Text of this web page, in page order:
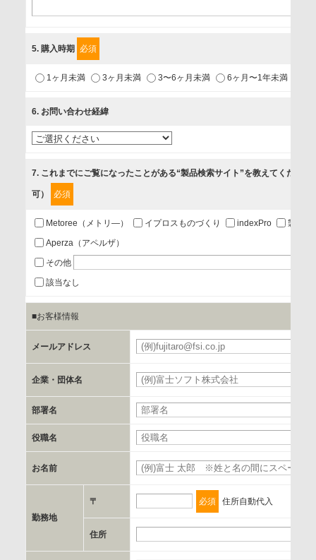
1.当社が取り扱う商品・サービスに関するご案内
2.当社が開催（主催・共催・協賛）するセミナーなど、各種イ
3.お客様の業務内容、及び興味、関心に応じた情報の提供
4.お客様満足度調査等のアンケートの依頼
第三者提供の有無
あり
a.個人情報の提供・利用目的
当該企業/団体のサービス等のご案内及び当該企業/団体からの
お客様のご氏名、フリガナ、企業・団体名、部署名、役職、
郵便番号、住所、電話番号、FAX番号、メールアドレス
c.第三者への提供の手段または手法
書類の送付又は電子的な方法
d.提供先および管理者
当社とイベント/セミナーを共同で開催する企業/団体
e.個人情報取り扱いに関する契約
当社と当該企業/団体とは、個人情報取扱に関する覚書の締結
5. 購入時期 必須
1ヶ月未満 3ヶ月未満 3〜6ヶ月未満 6ヶ月〜1年未満
6. お問い合わせ経緯
7. これまでにご覧になったことがある“製品検索サイト”を教えてください
可） 必須
Metoree（メトリ―） イプロスものづくり indexPro
製品ナ
Aperza（アペルザ）
その他
該当なし
■お客様情報
メールアドレス
企業・団体名
部署名
役職名
お名前
勤務地
〒 必須 住所自動代入
住所